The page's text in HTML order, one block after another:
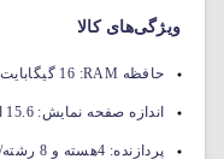
ویژگی‌های کالا
حافظه RAM: 16 گیگابایت
اندازه صفحه نمایش:15.6 اینچ
پردازنده: 4هسته و 8 رشته/i7-11370H